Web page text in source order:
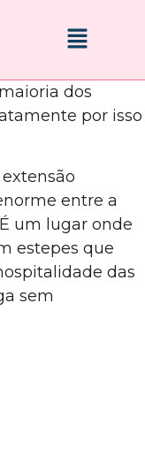
dos
por isso
entre a
um lugar onde
estepes que
das
sem